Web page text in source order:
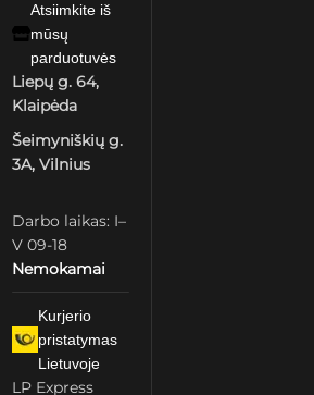
Atsiimkite iš
mūsų
parduotuvės
Liepų g. 64,
Klaipėda
Šeimyniškių g.
3A, Vilnius
Darbo laikas: I–
V 09-18
Nemokamai
Kurjerio
pristatymas
Lietuvoje
LP Express